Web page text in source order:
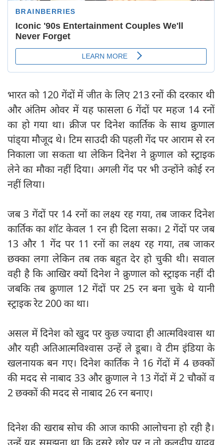
भारत को 120 गेंदों में जीत के लिए 213 रनों की दरकार थी
और अंतिम ओवर में यह फासला 6 गेंदों पर महज 14 रनों
का हो गया था। क्रीज पर दिनेश कार्तिक के साथ क्रुणाल
पांड्‍या मौजूद थे। टिम साउदी की पहली गेंद पर आराम से रन
निकाला जा सकता था लेकिन दिनेश ने क्रुणाल को स्ट्राइक
लेने का मौका नहीं दिया। अगली गेंद पर भी उन्होंने कोई रन
नहीं लिया।
जब 3 गेंदों पर 14 रनों का लक्ष्य रह गया, तब जाकर दिनेश
कार्तिक का शॉट केवल 1 रन ही दिला सका। 2 गेंदों पर जब
13 और 1 गेंद पर 11 रनों का लक्ष्य रह गया, तब जाकर
छक्का लगा लेकिन तब तक बहुत देर हो चुकी थी। सवाल
वही है कि आखिर क्यों दिनेश ने क्रुणाल को स्ट्राइक नहीं दी
जबकि तब क्रुणाल 12 गेंदों पर 25 रन बना चुके थे या‍नी
स्ट्राइक रेट 200 का था।
असल में दिनेश को खुद पर कुछ ज्यादा ही आत्मविश्वास था
और यही अतिआत्मविश्वास उन्हें ले डूबा। वे टीम इंडिया के
खलनायक बन गए। दिनेश कार्तिक ने 16 गेंदों में 4 छक्कों
की मदद से नाबाद 33 और क्रुणाल ने 13 गेंदों में 2 चौकों व
2 छक्कों की मदद से नाबाद 26 रन बनाए।
दिनेश की खराब सोच की आज काफी आलोचना हो रही है।